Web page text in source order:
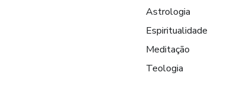
Astrologia
Espiritualidade
Meditação
Teologia